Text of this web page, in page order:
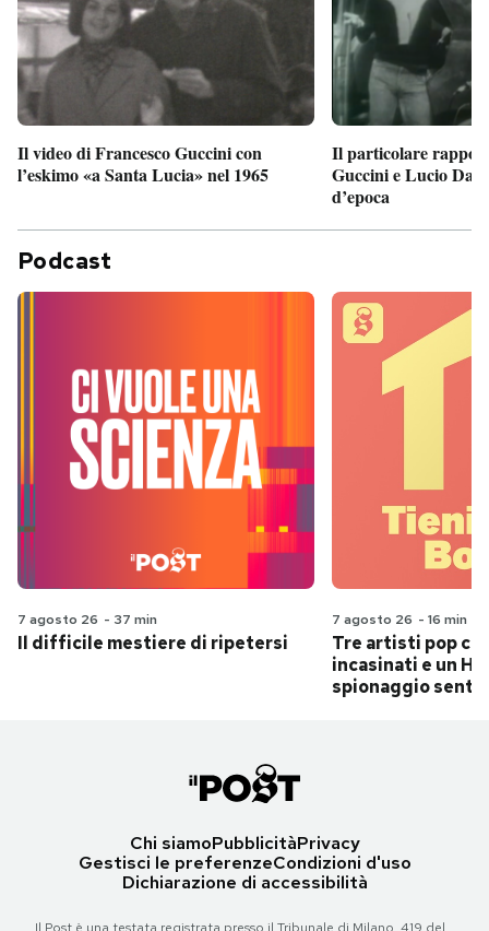
Il video di Francesco Guccini con
l’eskimo «a Santa Lucia» nel 1965
Il particolare
Guccini e Lucio
d’epoca
Podcast
7 agosto 26 - 37 min
Il difficile mestiere di ripetersi
7 agosto 26 - 16 min
Tre artisti pop
incasinati e un
spionaggio
Chi siamoPubblicitàPrivacy
Gestisci le preferenzeCondizioni d'uso
Dichiarazione di accessibilità
Il Post è una testata registrata presso il Tribunale di Milano, 419 del